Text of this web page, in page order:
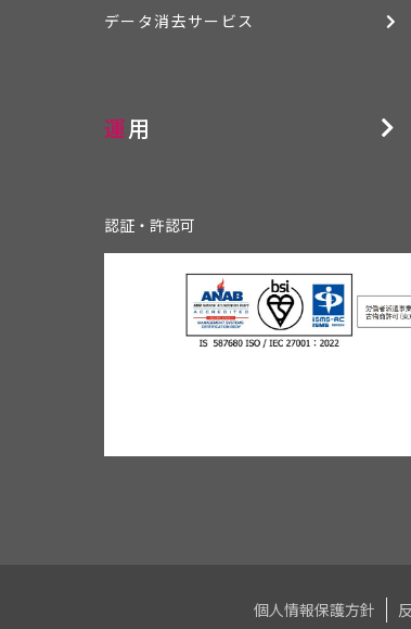
データ消去サービス
運用
認証・許認可
個人情報保護方針